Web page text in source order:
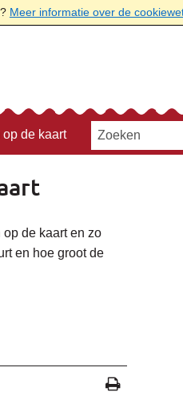
Meer informatie over de
de kaart
de kaart en zo
en hoe groot de